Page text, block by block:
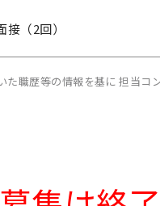
（2回）
職歴等の情報を基に 担当コ